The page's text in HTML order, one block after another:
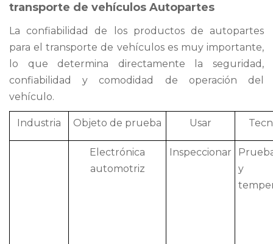
transporte de vehículos Autopartes
La confiabilidad de los productos de autopartes
para el transporte de vehículos es muy importante,
lo que determina directamente la seguridad,
confiabilidad y comodidad de operación del
vehículo.
Industria Objeto de prueba Usar
Electrónica
automotriz
Inspeccionar
y